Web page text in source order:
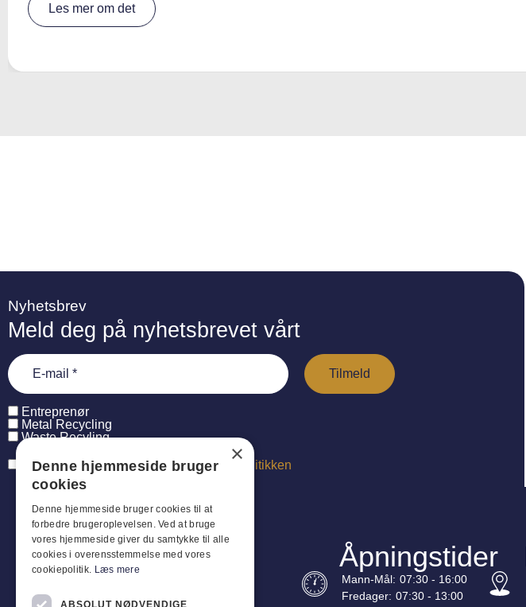
Les mer om det
ti
Nyhetsbrev
Meld deg på nyhetsbrevet vårt
Entreprenør
Metal Recycling
Waste Recyling
Jeg har læst og acceptererpersondatapolitikken
Åpningstider
Mann-Mål: 07:30 - 16:00
Fredager: 07:30 - 13:00
×
Denne hjemmeside bruger
cookies
Denne hjemmeside bruger cookies til at
forbedre brugeroplevelsen. Ved at bruge
vores hjemmeside giver du samtykke til alle
cookies i overensstemmelse med vores
cookiepolitik. Læs mere
ABSOLUT NØDVENDIGE